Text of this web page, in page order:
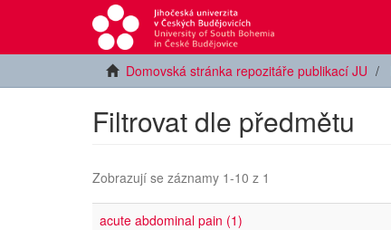
Domovská stránka repozitáře publikací JU
Filtrovat dle předmětu
Zobrazují se záznamy 1-10 z 1
acute abdominal pain (1)